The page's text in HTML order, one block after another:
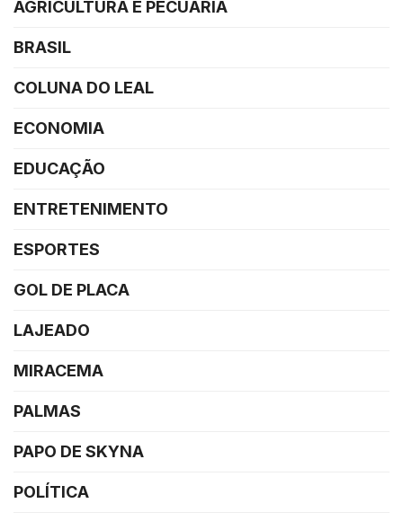
AGRICULTURA E PECUÁRIA
BRASIL
COLUNA DO LEAL
ECONOMIA
EDUCAÇÃO
ENTRETENIMENTO
ESPORTES
GOL DE PLACA
LAJEADO
MIRACEMA
PALMAS
PAPO DE SKYNA
POLÍTICA